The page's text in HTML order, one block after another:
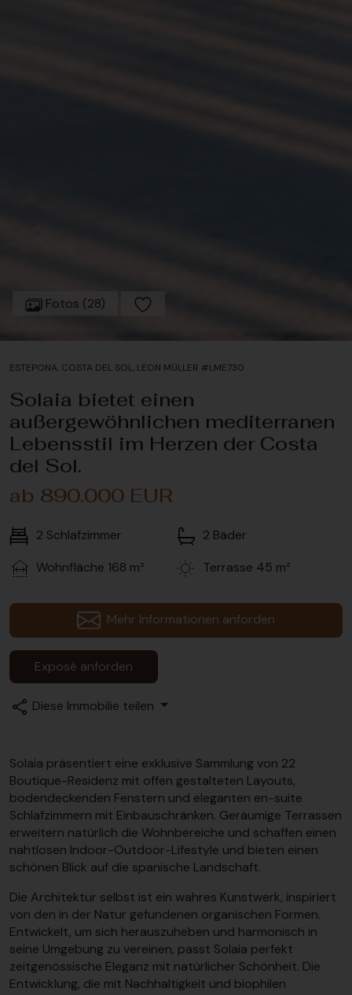
Fotos (28)
ESTEPONA, COSTA DEL SOL, LEON MÜLLER #LME730
Solaia bietet einen
außergewöhnlichen mediterranen
Lebensstil im Herzen der Costa
del Sol.
ab 890.000 EUR
2 Schlafzimmer 2 Bäder
Wohnfläche 168 m² Terrasse 45 m²
Mehr Informationen anforden
Exposé anforden
Diese Immobilie teilen
Solaia präsentiert eine exklusive Sammlung von 22
Boutique-Residenz mit offen gestalteten Layouts,
bodendeckenden Fenstern und eleganten en-suite
Schlafzimmern mit Einbauschränken. Geräumige Terrassen
erweitern natürlich die Wohnbereiche und schaffen einen
nahtlosen Indoor-Outdoor-Lifestyle und bieten einen
schönen Blick auf die spanische Landschaft.
Die Architektur selbst ist ein wahres Kunstwerk, inspiriert
von den in der Natur gefundenen organischen Formen.
Entwickelt, um sich herauszuheben und harmonisch in
seine Umgebung zu vereinen, passt Solaia perfekt
zeitgenössische Eleganz mit natürlicher Schönheit. Die
Entwicklung, die mit Nachhaltigkeit und biophilen